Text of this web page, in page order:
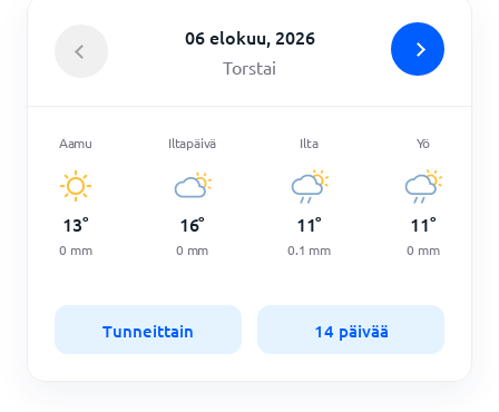
06 elokuu, 2026
Torstai
Aamu
13°
0 mm
Iltapäivä
16°
0 mm
Ilta
11°
0.1 mm
Yö
11°
0 mm
Tunneittain 14 päivää